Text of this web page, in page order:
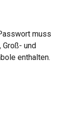
muss
und
enthalten.